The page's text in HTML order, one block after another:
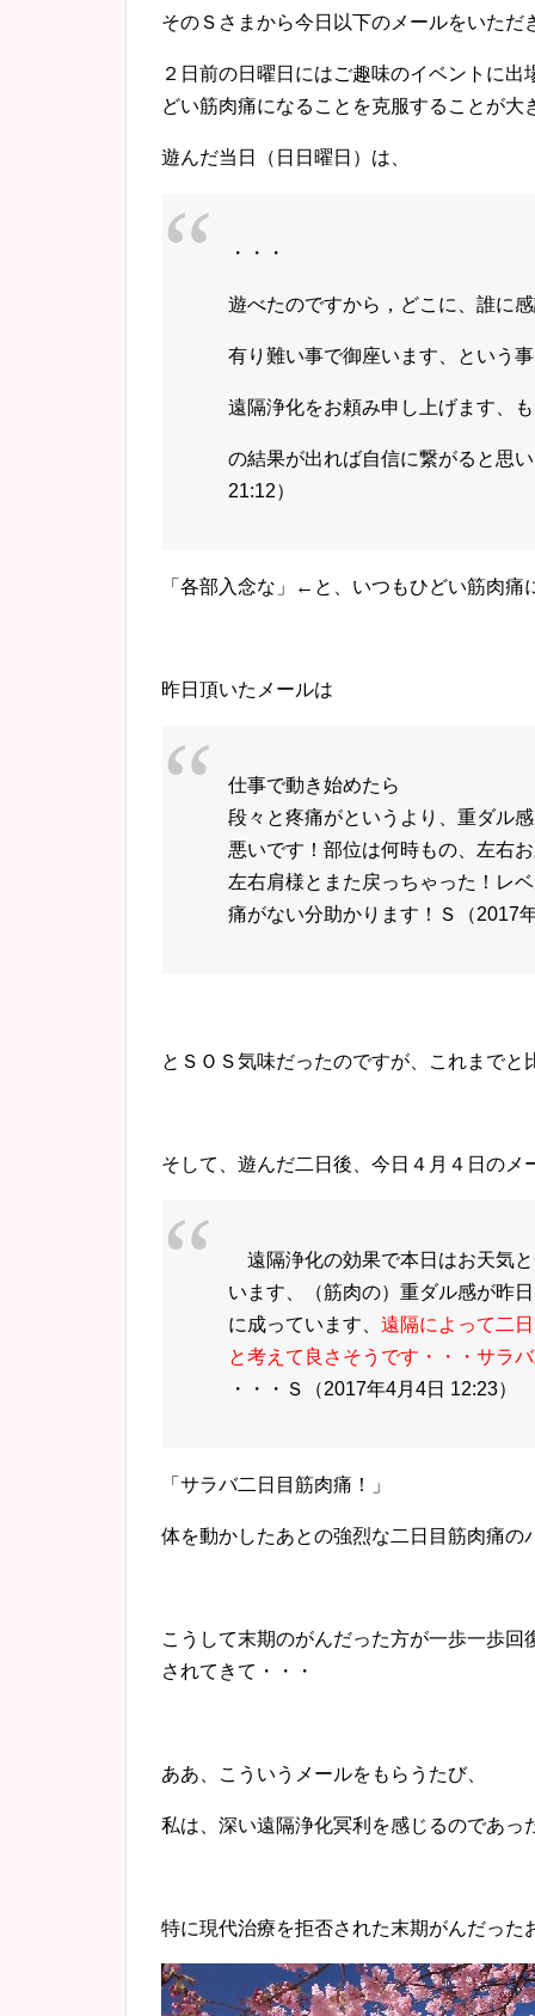
そのＳさまから今日以下のメールをいただ
２日前の日曜日にはご趣味のイベントに
どい筋肉痛になることを克服することが大
遊んだ当日（日日曜日）は、
・・・
遊べたのですから，どこに、誰に
有り難い事で御座います、という
遠隔浄化をお頼み申し上げます、
の結果が出れば自信に繋がると思
21:12）
「各部入念な」←と、いつもひどい筋肉
昨日頂いたメールは
仕事で動き始めたら
段々と疼痛がというより、重ダル
悪いです！部位は何時もの、左右
左右肩様とまた戻っちゃった！レ
痛がない分助かります！Ｓ（2017
とＳＯＳ気味だったのですが、これまで
そして、遊んだ二日後、今日４月４日のメ
遠隔浄化の効果で本日はお天気
います、（筋肉の）重ダル感が昨
に成っています、 遠隔によって二
と考えて良さそうです・・・サラ
・・・Ｓ（2017年4月4日 12:23）
「サラバ二日目筋肉痛！」
体を動かしたあとの強烈な二日目筋肉痛の
こうして末期のがんだった方が一歩一歩
されてきて・・・
ああ、こういうメールをもらうたび、
私は、深い遠隔浄化冥利を感じるのであっ
特に現代治療を拒否された末期がんだった